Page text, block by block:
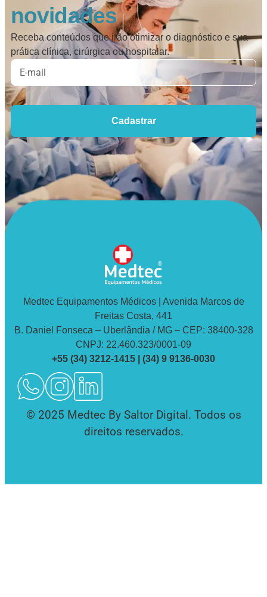
novidades
Receba conteúdos que irão otimizar o diagnóstico e sua
prática clínica, cirúrgica ou hospitalar.
Cadastrar
Medtec Equipamentos Médicos | Avenida Marcos de
Freitas Costa, 441
B. Daniel Fonseca – Uberlândia / MG – CEP: 38400-328
CNPJ: 22.460.323/0001-09
+55 (34) 3212-1415 | (34) 9 9136-0030
© 2025 Medtec By Saltor Digital. Todos os
direitos reservados.